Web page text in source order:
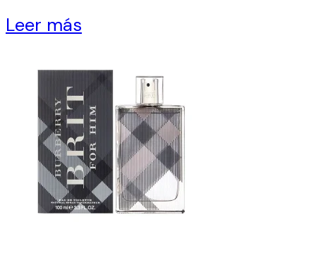
Leer más